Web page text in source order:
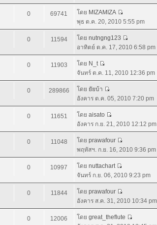
0 69741 โดย MIZAMIZA
พุธ ต.ค. 20, 2010 5:55 pm
0 11594 โดย nutngng123
อาทิตย์ ต.ค. 17, 2010 6:58 pm
0 11903 โดย N_t
จันทร์ ต.ค. 11, 2010 12:36 pm
0 289866 โดย ยัยบ้า
อังคาร ต.ค. 05, 2010 7:20 pm
0 11651 โดย aisato
อังคาร ก.ย. 21, 2010 12:12 pm
0 11048 โดย prawafour
พฤหัสฯ. ก.ย. 16, 2010 9:36 pm
0 10997 โดย nuttachart
จันทร์ ก.ย. 06, 2010 9:23 pm
0 11844 โดย prawafour
อังคาร ส.ค. 31, 2010 10:34 pm
0 12006 โดย great_theflute